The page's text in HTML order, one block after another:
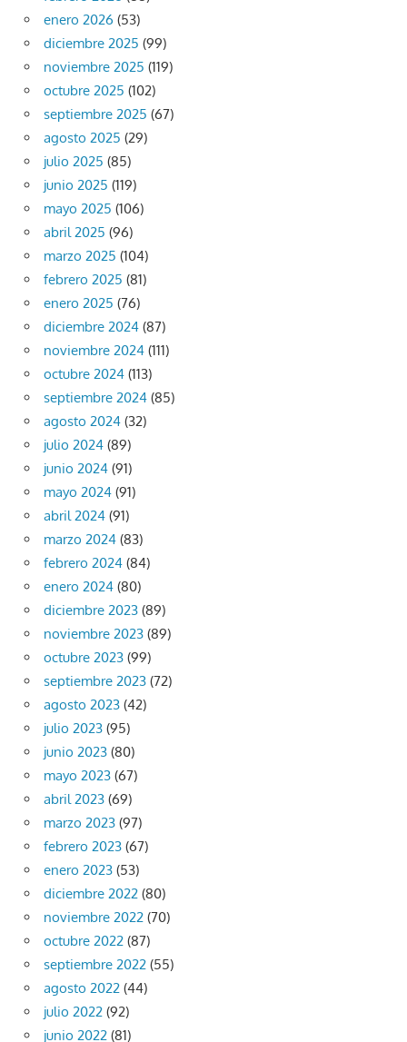
enero 2026 (53)
diciembre 2025 (99)
noviembre 2025 (119)
octubre 2025 (102)
septiembre 2025 (67)
agosto 2025 (29)
julio 2025 (85)
junio 2025 (119)
mayo 2025 (106)
abril 2025 (96)
marzo 2025 (104)
febrero 2025 (81)
enero 2025 (76)
diciembre 2024 (87)
noviembre 2024 (111)
octubre 2024 (113)
septiembre 2024 (85)
agosto 2024 (32)
julio 2024 (89)
junio 2024 (91)
mayo 2024 (91)
abril 2024 (91)
marzo 2024 (83)
febrero 2024 (84)
enero 2024 (80)
diciembre 2023 (89)
noviembre 2023 (89)
octubre 2023 (99)
septiembre 2023 (72)
agosto 2023 (42)
julio 2023 (95)
junio 2023 (80)
mayo 2023 (67)
abril 2023 (69)
marzo 2023 (97)
febrero 2023 (67)
enero 2023 (53)
diciembre 2022 (80)
noviembre 2022 (70)
octubre 2022 (87)
septiembre 2022 (55)
agosto 2022 (44)
julio 2022 (92)
junio 2022 (81)